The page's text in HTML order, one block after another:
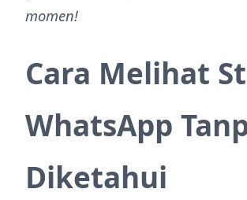
momen!
Cara Melihat
WhatsApp
Diketahui